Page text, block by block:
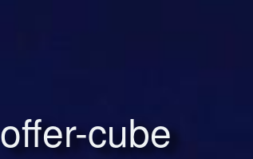
offer-cube